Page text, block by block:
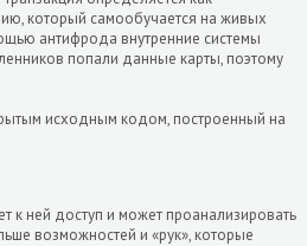
который самообучается на живых
антифрода внутренние системы
попали данные карты, поэтому
исходным кодом, построенный на
к ней доступ и может проанализировать
возможностей и «рук», которые